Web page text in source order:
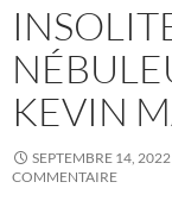
KEVIN
SEPTEMBRE 14, 2022
COMMENTAIRE